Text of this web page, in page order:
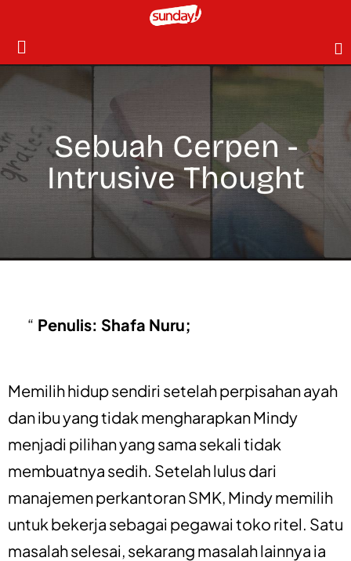
Sebuah Cerpen -
Intrusive Thought
Penulis: Shafa Nuru;
Memilih hidup sendiri setelah perpisahan ayah
dan ibu yang tidak mengharapkan Mindy
menjadi pilihan yang sama sekali tidak
membuatnya sedih. Setelah lulus dari
manajemen perkantoran SMK, Mindy memilih
untuk bekerja sebagai pegawai toko ritel. Satu
masalah selesai, sekarang masalah lainnya ia